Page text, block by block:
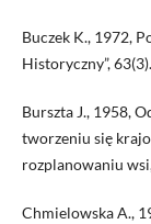
Buczek K., 1972,
Historyczny”, 63(3).
Burszta J., 1958,
tworzeniu się
rozplanowaniu
Chmielowska A.,